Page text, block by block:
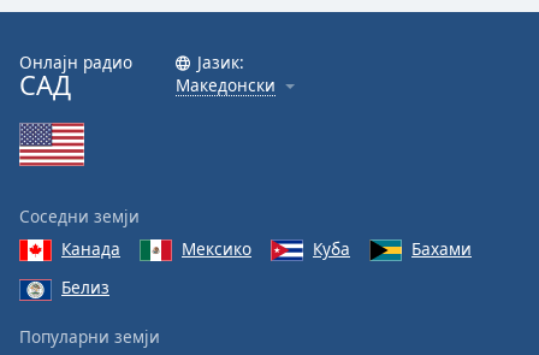
Онлајн радио
САД
Јазик:
Македонски
Соседни земји
Канада
Мексико Куба
Бахами
Белиз
Популарни земји